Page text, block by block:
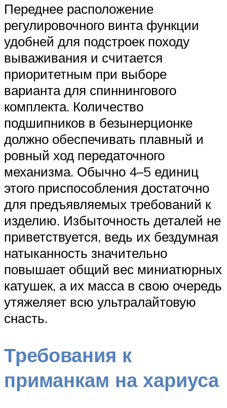
Переднее расположение
регулировочного винта функции
удобней для подстроек походу
вываживания и считается
приоритетным при выборе
варианта для спиннингового
комплекта. Количество
подшипников в безынерционке
должно обеспечивать плавный и
ровный ход передаточного
механизма. Обычно 4–5 единиц
этого приспособления достаточно
для предъявляемых требований к
изделию. Избыточность деталей не
приветствуется, ведь их бездумная
натыканность значительно
повышает общий вес миниатюрных
катушек, а их масса в свою очередь
утяжеляет всю ультралайтовую
снасть.
Требования к
приманкам на хариуса